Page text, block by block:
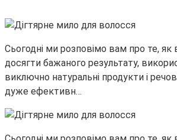
Сьогодні ми розповімо вам про те, як
досягти бажаного результату,
виключно натуральні продукти і
дуже ефективн…